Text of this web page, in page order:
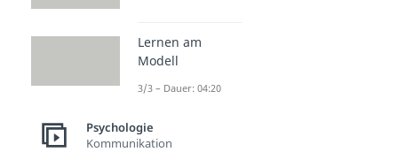
Lernen am
Modell
3/3 – Dauer: 04:20
Psychologie
Kommunikation